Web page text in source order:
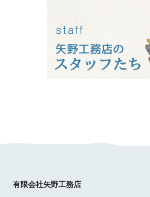
有限会社矢野工務店